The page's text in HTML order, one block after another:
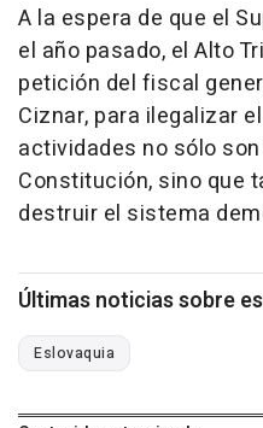
A la espera de que el
el año pasado, el Alto
petición del fiscal
Ciznar, para ilegalizar
actividades no sólo
Constitución, sino que
destruir el sistema
Últimas noticias sobre
Eslovaquia